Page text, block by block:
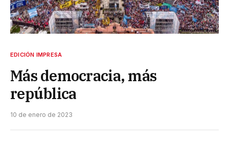
EDICIÓN IMPRESA
Más democracia, más
república
10 de enero de 2023